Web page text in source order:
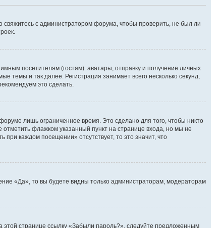
свяжитесь с администратором форума, чтобы проверить, не был ли
посетителям (гостям): аватары, отправку и получение личных
темы и так далее. Регистрация занимает всего несколько секунд,
это сделать.
лишь ограниченное время. Это сделано для того, чтобы никто
флажком указанный пункт на странице входа, но мы не
каждом посещении» отсутствует, то это значит, что
«Да», то вы будете видны только администраторам, модераторам
этой странице ссылку «Забыли пароль?», следуйте предложенным